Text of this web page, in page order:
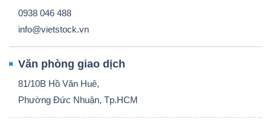
0938 046 488
info@vietstock.vn
Văn phòng giao dịch
81/10B Hồ Văn Huê,
Phường Đức Nhuận, Tp.HCM
DỊCH
VỤ
TRUYỀN
THÔNG